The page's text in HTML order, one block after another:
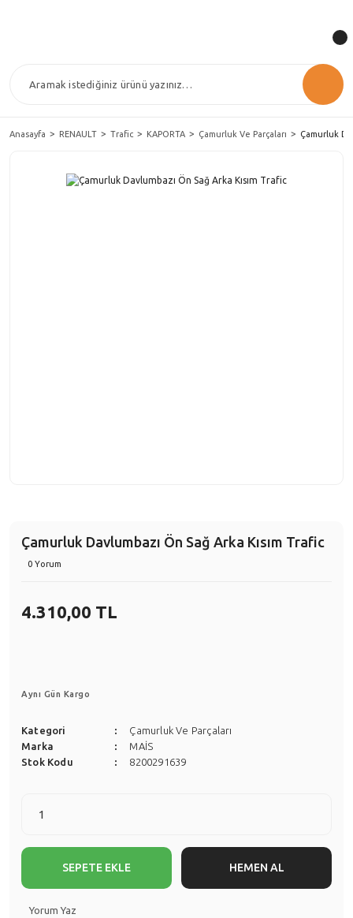
Anasayfa RENAULT Trafic KAPORTA Çamurluk Ve Parçaları Çamurluk
Çamurluk Davlumbazı Ön Sağ Arka Kısım Trafic
0 Yorum
4.310,00 TL
Aynı Gün Kargo
Kategori
Çamurluk Ve Parçaları
Marka
MAİS
Stok Kodu
8200291639
SEPETE EKLE HEMEN AL
Yorum Yaz